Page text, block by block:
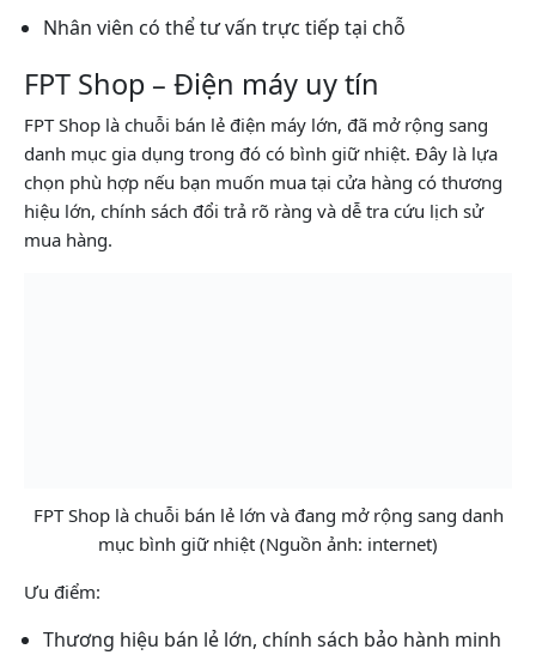
Nhân viên có thể tư vấn trực tiếp tại chỗ
FPT Shop – Điện máy uy tín
FPT Shop là chuỗi bán lẻ điện máy lớn, đã mở rộng sang
danh mục gia dụng trong đó có bình giữ nhiệt. Đây là lựa
chọn phù hợp nếu bạn muốn mua tại cửa hàng có thương
hiệu lớn, chính sách đổi trả rõ ràng và dễ tra cứu lịch sử
mua hàng.
FPT Shop là chuỗi bán lẻ lớn và đang mở rộng sang danh
mục bình giữ nhiệt (Nguồn ảnh: internet)
Ưu điểm:
Thương hiệu bán lẻ lớn, chính sách bảo hành minh